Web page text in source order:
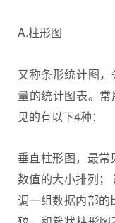
A.柱形图
又称条形统计图
量的统计图表。
见的有以下4种：
垂直柱形图，最常
数值的大小排列；
调一组数据内部的